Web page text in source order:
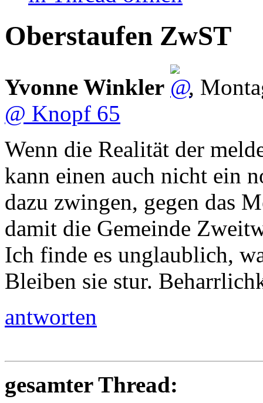
Oberstaufen ZwST
Yvonne Winkler ,
@ Knopf 65
Wenn die Realität der
kann einen auch nicht ein
dazu zwingen, gegen das
damit die Gemeinde
Ich finde es unglaublich,
Bleiben sie stur.
antworten
gesamter Thread: